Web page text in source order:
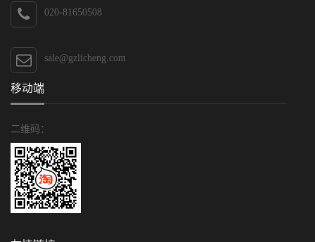
020-81650508
sale@gzlicheng.com
移动端
二维码：